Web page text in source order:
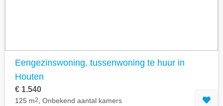
Eengezinswoning, tussenwoning te huur in
Houten
€ 1.540
125 m2 , Onbekend aantal kamers